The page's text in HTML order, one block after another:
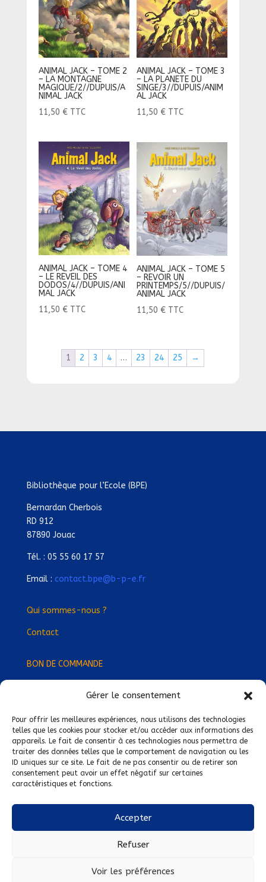
Gérer le consentement
Pour offrir les meilleures expériences, nous utilisons des technologies
telles que les cookies pour stocker et/ou accéder aux informations des
appareils. Le fait de consentir à ces technologies nous permettra de
traiter des données telles que le comportement de navigation ou les
ID uniques sur ce site. Le fait de ne pas consentir ou de retirer son
consentement peut avoir un effet négatif sur certaines
caractéristiques et fonctions.
Accepter
Refuser
Voir les préférences
ANIMAL JACK – TOME 2
– LA MONTAGNE
MAGIQUE/2//DUPUIS/A
NIMAL JACK
11,50 € TTC
ANIMAL JACK – TOME 3
– LA PLANETE DU
SINGE/3//DUPUIS/ANIM
AL JACK
11,50 € TTC
ANIMAL JACK – TOME 4
– LE REVEIL DES
DODOS/4//DUPUIS/ANI
MAL JACK
11,50 € TTC
ANIMAL JACK – TOME 5
– REVOIR UN
PRINTEMPS/5//DUPUIS/
ANIMAL JACK
11,50 € TTC
1 2 3 4 … 23 24 25 →
Bibliothèque pour l’Ecole (BPE)
Bernardan Cherbois
RD 912
87890 Jouac
Tél. : 05 55 60 17 57
Email : contact.bpe@b-p-e.fr
Qui sommes-nous ?
Contact
BON DE COMMANDE
Devenez Délégué·e Régional·e !
Trouvez-nous près de chez vous !
Mentions légales
Conditions générales de vente
Politique de confidentialité